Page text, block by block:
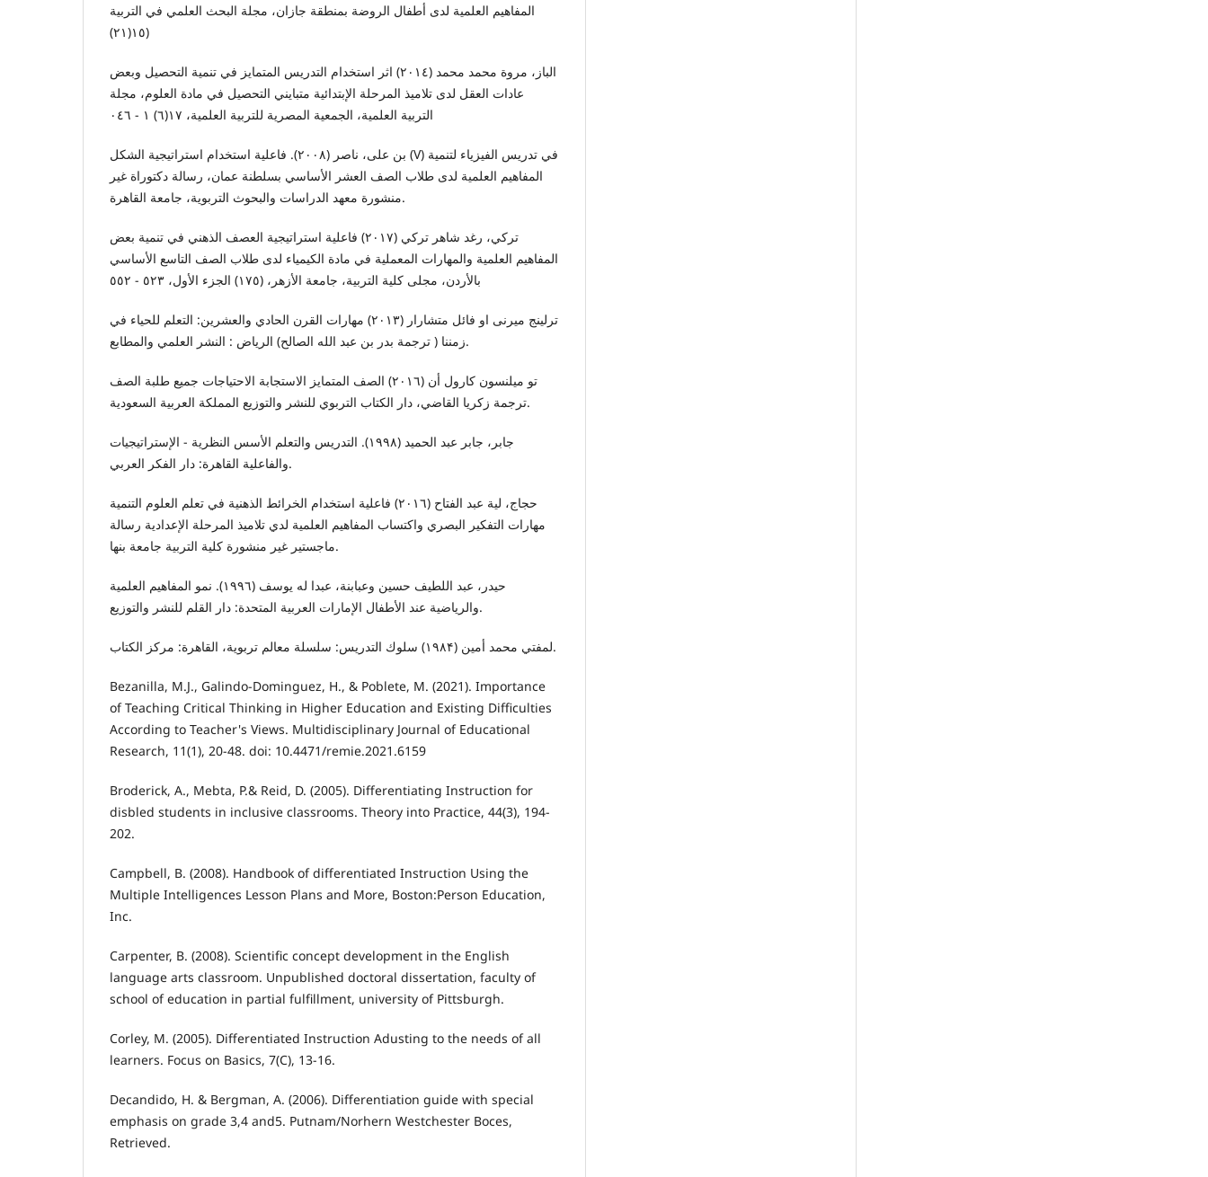
المفاهيم العلمية لدى أطفال الروضة بمنطقة جازان، مجلة البحث العلمي في التربية
(۱٥(۲۱)
الباز، مروة محمد محمد (۲۰۱٤) اثر استخدام التدريس المتمايز في تنمية التحصيل وبعض
عادات العقل لدى تلاميذ المرحلة الإبتدائية متبايني التحصيل في مادة العلوم، مجلة
التربية العلمية، الجمعية المصرية للتربية العلمية، ١٧(٦) ١ - ٠٤٦
بن علی، ناصر (۲۰۰۸). فاعلية استخدام استراتيجية الشكل (V) في تدريس الفيزياء لتنمية
المفاهيم العلمية لدى طلاب الصف العشر الأساسي بسلطنة عمان، رسالة دكتوراة غير
منشورة معهد الدراسات والبحوث التربوية، جامعة القاهرة.
تركي، رغد شاهر تركي (۲۰۱۷) فاعلية استراتيجية العصف الذهني في تنمية بعض
المفاهيم العلمية والمهارات المعملية في مادة الكيمياء لدى طلاب الصف التاسع الأساسي
بالأردن، مجلى كلية التربية، جامعة الأزهر، (١٧٥) الجزء الأول، ٥٢٣ - ٥٥٢
ترلينج میرنی او فائل متشارار (۲۰۱۳) مهارات القرن الحادي والعشرين: التعلم للحياء في
زمننا ( ترجمة بدر بن عبد الله الصالح) الرياض : النشر العلمي والمطابع.
تو ميلنسون کارول أن (۲۰۱٦) الصف المتمايز الاستجابة الاحتياجات جميع طلبة الصف
ترجمة زكريا القاضي، دار الكتاب التربوي للنشر والتوزيع المملكة العربية السعودية.
جابر، جابر عبد الحميد (۱۹۹۸). التدريس والتعلم الأسس النظرية - الإستراتيجيات
والفاعلية القاهرة: دار الفكر العربي.
حجاج، لية عبد الفتاح (٢٠١٦) فاعلية استخدام الخرائط الذهنية في تعلم العلوم التنمية
مهارات التفكير البصري واكتساب المفاهيم العلمية لدي تلاميذ المرحلة الإعدادية رسالة
ماجستير غير منشورة كلية التربية جامعة بنها.
حيدر، عبد اللطيف حسين وعبابنة، عبدا له يوسف (١٩٩٦). نمو المفاهيم العلمية
والرياضية عند الأطفال الإمارات العربية المتحدة: دار القلم للنشر والتوزيع.
لمفتي محمد أمين (۱۹۸۴) سلوك التدريس: سلسلة معالم تربوية، القاهرة: مركز الكتاب.
Bezanilla, M.J., Galindo-Dominguez, H., & Poblete, M. (2021). Importance
of Teaching Critical Thinking in Higher Education and Existing Difficulties
According to Teacher's Views. Multidisciplinary Journal of Educational
Research, 11(1), 20-48. doi: 10.4471/remie.2021.6159
Broderick, A., Mebta, P.& Reid, D. (2005). Differentiating Instruction for
disbled students in inclusive classrooms. Theory into Practice, 44(3), 194-
202.
Campbell, B. (2008). Handbook of differentiated Instruction Using the
Multiple Intelligences Lesson Plans and More, Boston:Person Education,
Inc.
Carpenter, B. (2008). Scientific concept development in the English
language arts classroom. Unpublished doctoral dissertation, faculty of
school of education in partial fulfillment, university of Pittsburgh.
Corley, M. (2005). Differentiated Instruction Adusting to the needs of all
learners. Focus on Basics, 7(C), 13-16.
Decandido, H. & Bergman, A. (2006). Differentiation guide with special
emphasis on grade 3,4 and5. Putnam/Norhern Westchester Boces,
Retrieved.